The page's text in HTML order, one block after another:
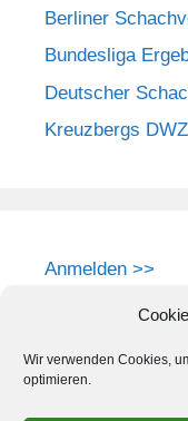
Wir verwenden Cookies,
optimieren.
Berliner
Bundesliga
Deutscher
Kreuzbergs DWZ
Anmelden >>